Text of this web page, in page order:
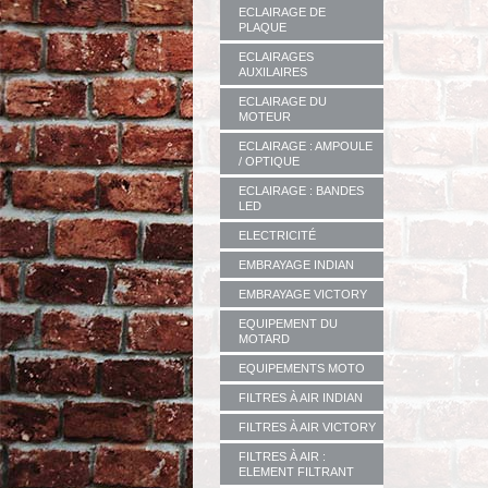
ECLAIRAGE DE
PLAQUE
ECLAIRAGES
AUXILAIRES
ECLAIRAGE DU
MOTEUR
ECLAIRAGE : AMPOULE
/ OPTIQUE
ECLAIRAGE : BANDES
LED
ELECTRICITÉ
EMBRAYAGE INDIAN
EMBRAYAGE VICTORY
EQUIPEMENT DU
MOTARD
EQUIPEMENTS MOTO
FILTRES À AIR INDIAN
FILTRES À AIR VICTORY
FILTRES À AIR :
ELEMENT FILTRANT